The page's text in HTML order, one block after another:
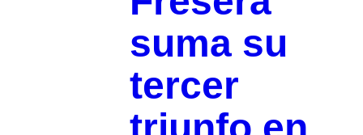
suma su
tercer